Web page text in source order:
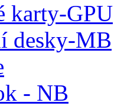
karty-GPU
desky-MB
- NB